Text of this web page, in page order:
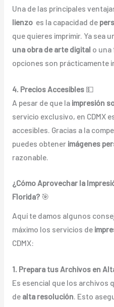
Una de las principales
lienzo es la capacidad de
que quieres imprimir. Ya sea
una obra de arte digital o una
opciones son prácticamente
4. Precios Accesibles💵
A pesar de que la impresión
servicio exclusivo, en CDMX
accesibles. Gracias a la
puedes obtener imágenes
razonable.
¿Cómo Aprovechar la
Florida?🎯
Aquí te damos algunos
máximo los servicios de
CDMX:
1. Prepara tus Archivos en
Es esencial que los archivos
de alta resolución. Esto